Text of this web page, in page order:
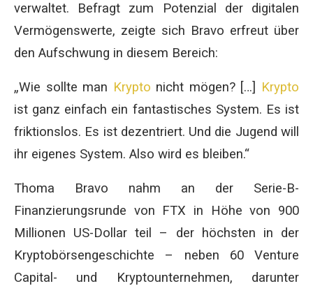
verwaltet. Befragt zum Potenzial der digitalen
Vermögenswerte, zeigte sich Bravo erfreut über
den Aufschwung in diesem Bereich:
„Wie sollte man Krypto nicht mögen? […] Krypto
ist ganz einfach ein fantastisches System. Es ist
friktionslos. Es ist dezentriert. Und die Jugend will
ihr eigenes System. Also wird es bleiben.“
Thoma Bravo nahm an der Serie-B-
Finanzierungsrunde von FTX in Höhe von 900
Millionen US-Dollar teil – der höchsten in der
Kryptobörsengeschichte – neben 60 Venture
Capital- und Kryptounternehmen, darunter